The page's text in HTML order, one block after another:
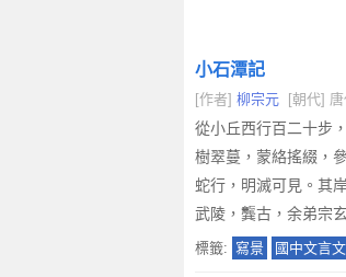
小石潭記
[作者] 柳宗元 [朝代] 唐
從小丘西行百二十步
樹翠蔓，蒙絡搖綴，
蛇行，明滅可見。其
武陵，龔古，余弟宗
標籤: 寫景 國中文言文